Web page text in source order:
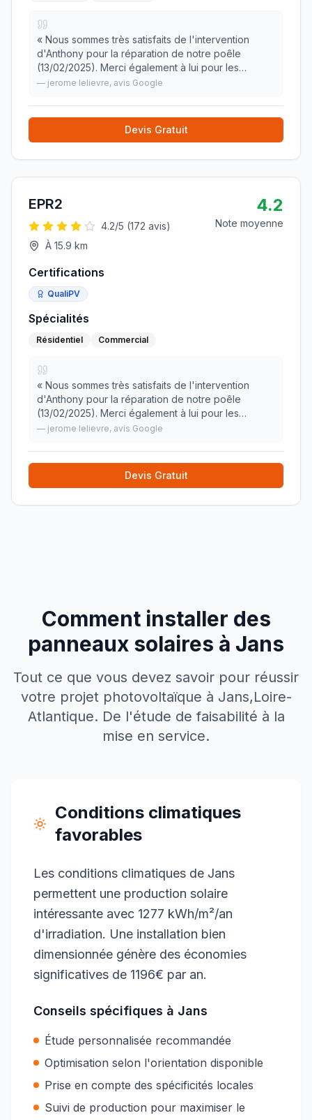
« Nous sommes très satisfaits de l'intervention
d'Anthony pour la réparation de notre poêle
(13/02/2025). Merci également à lui pour les
conseils et différents réglages de notre poêle.
et inter»
— jerome lelievre, avis Google
Devis Gratuit
EPR2
4.2/5 (172 avis)
À 15.9 km
4.2
Note moyenne
Certifications
QualiPV
Spécialités
Résidentiel Commercial
« Nous sommes très satisfaits de l'intervention
d'Anthony pour la réparation de notre poêle
(13/02/2025). Merci également à lui pour les
conseils et différents réglages de notre poêle.
et inter»
— jerome lelievre, avis Google
Devis Gratuit
Comment installer des
panneaux solaires à Jans
Tout ce que vous devez savoir pour réussir
votre projet photovoltaïque à Jans,Loire-
Atlantique. De l'étude de faisabilité à la
mise en service.
Conditions climatiques
favorables
Les conditions climatiques de Jans
permettent une production solaire
intéressante avec 1277 kWh/m²/an
d'irradiation. Une installation bien
dimensionnée génère des économies
significatives de 1196€ par an.
Conseils spécifiques à Jans
Étude personnalisée recommandée
Optimisation selon l'orientation disponible
Prise en compte des spécificités locales
Suivi de production pour maximiser le